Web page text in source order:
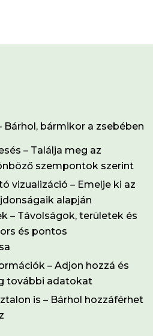
Bárhol, bármikor a zsebében
– Találja meg az
szempontok szerint
vizualizáció – Emelje ki az
alapján
– Távolságok, területek és
és pontos
– Adjon hozzá és
további adatokat
is – Bárhol hozzáférhet